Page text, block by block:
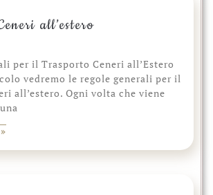
all’estero
per il Trasporto Ceneri all’Estero
vedremo le regole generali per il
all’estero. Ogni volta che viene